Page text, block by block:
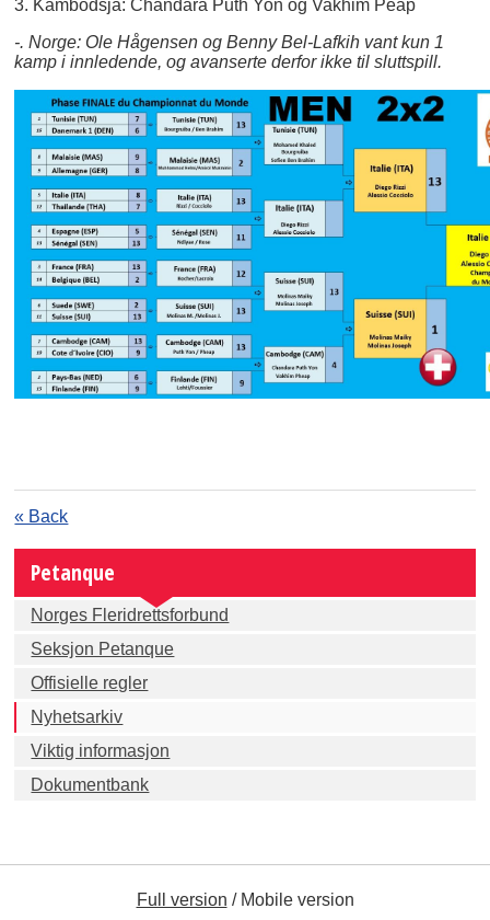
3. Kambodsja: Chandara Puth Yon og Vakhim Peap
-. Norge: Ole Hågensen og Benny Bel-Lafkih vant kun 1
kamp i innledende, og avanserte derfor ikke til sluttspill.
« Back
Petanque
Norges Fleridrettsforbund
Seksjon Petanque
Offisielle regler
Nyhetsarkiv
Viktig informasjon
Dokumentbank
Full version /Mobile version